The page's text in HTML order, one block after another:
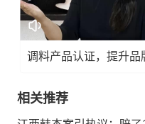
调料产品认证，提升品
相关推荐